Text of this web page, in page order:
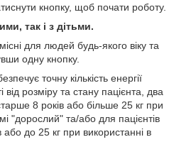
кнопку, щоб почати роботу.
так і з дітьми.
для людей будь-якого віку та
одну кнопку.
точну кількість енергії
від розміру та стану пацієнта, два
8 років або більше 25 кг при
"дорослий" та/або для пацієнтів
або до 25 кг при використанні в